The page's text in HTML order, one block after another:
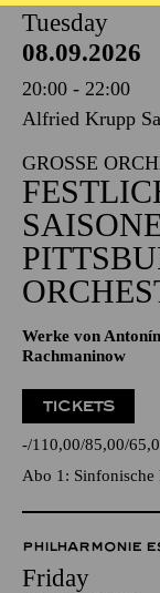
Tuesday
08.09.2026
20:00 - 22:00
Alfried Krupp
GROSSE
Werke von
Rachmaninow
TICKETS
- 110,00 85,00
Abo 1: Sinfonische
PHILHARMONIE
Friday